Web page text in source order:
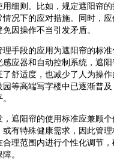
细则。比如，规定遮阳帘
情况下的应对措施。同时，
因操作不当引发矛盾。
理手段的应用为遮阳帘的标
感应器和自动控制系统，遮
了舒适度，也减少了人为操
园等高端写字楼中已逐渐普
，遮阳帘的使用标准应兼顾
或有特殊健康需求，因此管
合理范围内进行个性化调节
。